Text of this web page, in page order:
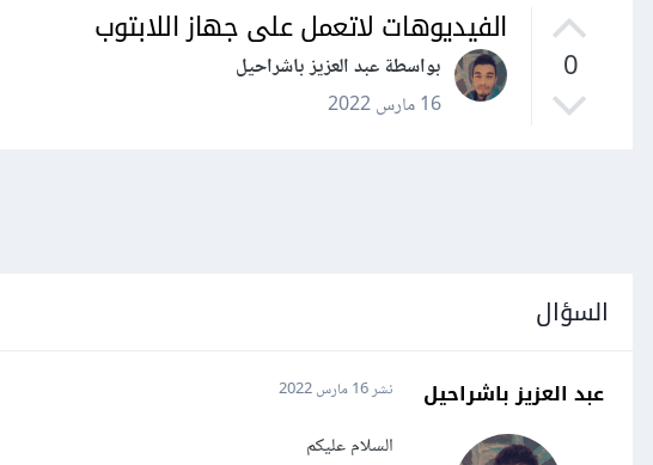
0
الفيديوهات لاتعمل على جهاز اللابتوب
بواسطة عبد العزيز باشراحيل
16 مارس 2022
السؤال
عبد العزيز باشراحيل نشر16 مارس 2022
السلام عليكم